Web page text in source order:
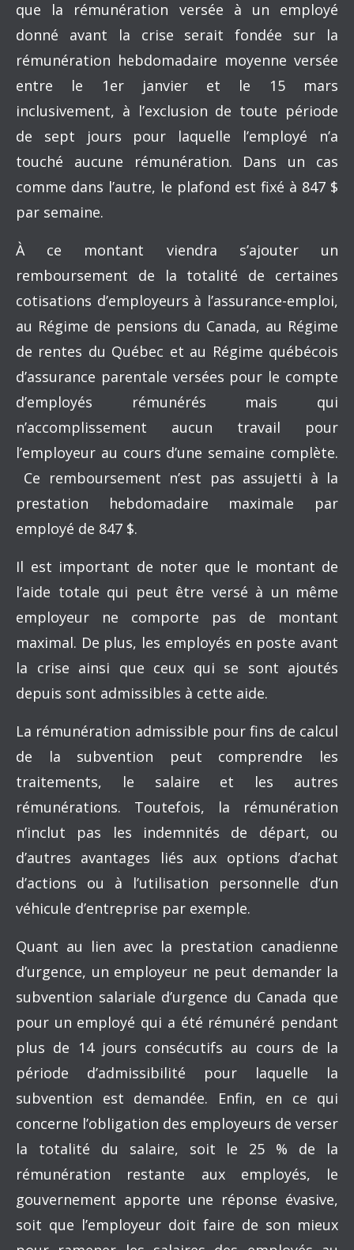
que la rémunération versée à un employé
donné avant la crise serait fondée sur la
rémunération hebdomadaire moyenne versée
entre le 1er janvier et le 15 mars
inclusivement, à l’exclusion de toute période
de sept jours pour laquelle l’employé n’a
touché aucune rémunération. Dans un cas
comme dans l’autre, le plafond est fixé à 847 $
par semaine.
À ce montant viendra s’ajouter un
remboursement de la totalité de certaines
cotisations d’employeurs à l’assurance-emploi,
au Régime de pensions du Canada, au Régime
de rentes du Québec et au Régime québécois
d’assurance parentale versées pour le compte
d’employés rémunérés mais qui
n’accomplissement aucun travail pour
l’employeur au cours d’une semaine complète.
Ce remboursement n’est pas assujetti à la
prestation hebdomadaire maximale par
employé de 847 $.
Il est important de noter que le montant de
l’aide totale qui peut être versé à un même
employeur ne comporte pas de montant
maximal. De plus, les employés en poste avant
la crise ainsi que ceux qui se sont ajoutés
depuis sont admissibles à cette aide.
La rémunération admissible pour fins de calcul
de la subvention peut comprendre les
traitements, le salaire et les autres
rémunérations. Toutefois, la rémunération
n’inclut pas les indemnités de départ, ou
d’autres avantages liés aux options d’achat
d’actions ou à l’utilisation personnelle d’un
véhicule d’entreprise par exemple.
Quant au lien avec la prestation canadienne
d’urgence, un employeur ne peut demander la
subvention salariale d’urgence du Canada que
pour un employé qui a été rémunéré pendant
plus de 14 jours consécutifs au cours de la
période d’admissibilité pour laquelle la
subvention est demandée. Enfin, en ce qui
concerne l’obligation des employeurs de verser
la totalité du salaire, soit le 25 % de la
rémunération restante aux employés, le
gouvernement apporte une réponse évasive,
soit que l’employeur doit faire de son mieux